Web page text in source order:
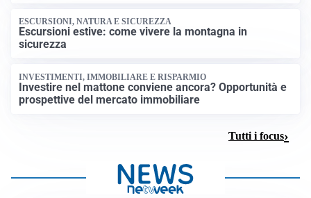
ESCURSIONI, NATURA E SICUREZZA
Escursioni estive: come vivere la montagna in
sicurezza
INVESTIMENTI, IMMOBILIARE E RISPARMIO
Investire nel mattone conviene ancora? Opportunità e
prospettive del mercato immobiliare
Tutti i focus